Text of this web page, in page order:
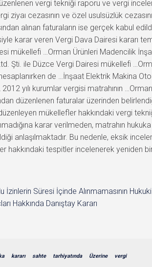
İzinlerin Süresi İçinde Alınmamasının Hukuki
Hakkında Danıştay Kararı
kararı sahte tarhiyatında Üzerine vergi